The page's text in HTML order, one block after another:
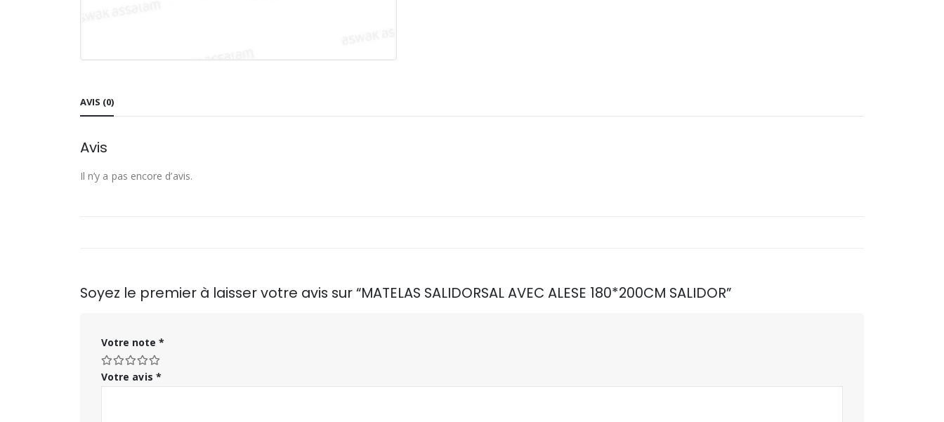
AVIS (0)
Avis
Il n’y a pas encore d’avis.
Soyez le premier à laisser votre avis sur “MATELAS SALIDORSAL AVEC ALESE 180*200CM SALIDOR”
Votre note *
Votre avis *